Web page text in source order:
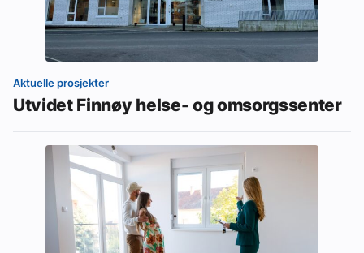
Aktuelle prosjekter
Utvidet Finnøy helse- og omsorgssenter